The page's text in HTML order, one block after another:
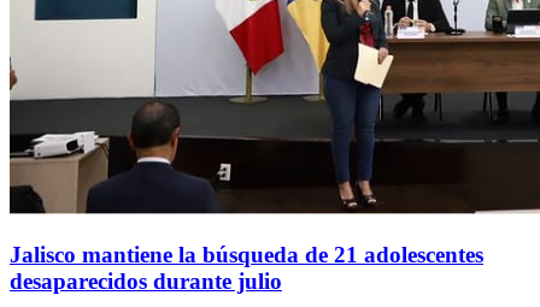
Jalisco mantiene la búsqueda de 21 adolescentes
desaparecidos durante julio